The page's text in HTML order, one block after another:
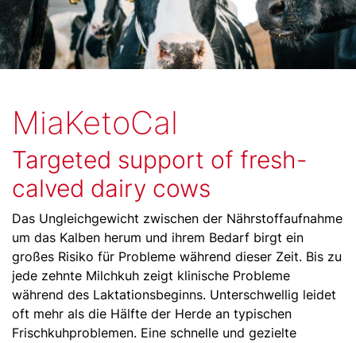
MiaKetoCal
Targeted support of fresh-
calved dairy cows
Das Ungleichgewicht zwischen der Nährstoffaufnahme
um das Kalben herum und ihrem Bedarf birgt ein
großes Risiko für Probleme während dieser Zeit. Bis zu
jede zehnte Milchkuh zeigt klinische Probleme
während des Laktationsbeginns. Unterschwellig leidet
oft mehr als die Hälfte der Herde an typischen
Frischkuhproblemen. Eine schnelle und gezielte